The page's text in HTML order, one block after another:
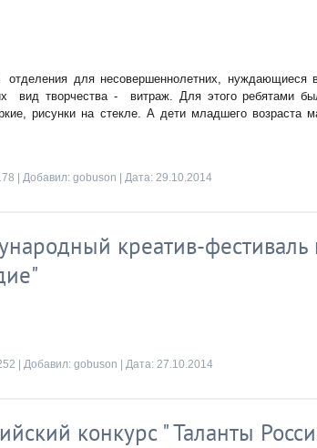
отделения для несовершеннолетних, нуждающиеся
вид творчества - витраж. Для этого ребятами
рисунки на стекле. А дети младшего
| Добавил: gobuson | Дата: 29.10.2014
креатив-фестиваль
| Добавил: gobuson | Дата: 27.10.2014
конкурс " Таланты